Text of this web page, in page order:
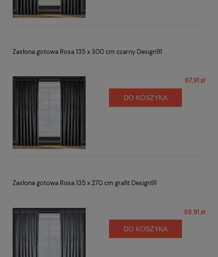
Zasłona gotowa Rosa 135 x 300 cm czarny Design91
67,91 zł
DO KOSZYKA
Zasłona gotowa Rosa 135 x 270 cm grafit Design91
58,91 zł
DO KOSZYKA